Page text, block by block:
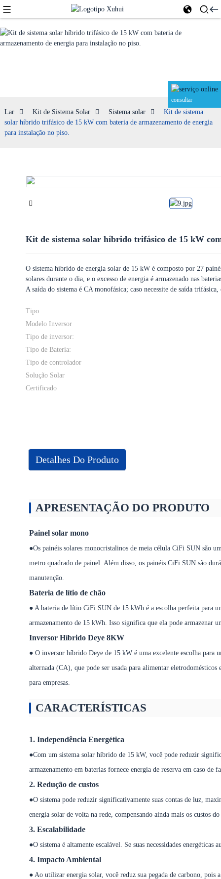
consultar
Lar Kit de Sistema Solar Sistema solar
Kit de sistema
solar híbrido trifásico de 15 kW com bateria de armazenamento de energia
para instalação no piso.
Kit de sistema solar híbrido trifásico de 15 kW
O sistema híbrido de energia solar de 15 kW é composto por 27
solares durante o dia, e o excesso de energia é armazenado nas
A saída do sistema é CA monofásica; caso necessite de saída
Tipo
Modelo Inversor
Tipo de inversor:
Tipo de Bateria:
Tipo de controlador
Solução Solar
Certificado
Detalhes Do Produto
APRESENTAÇÃO DO PRODUTO
Painel solar mono
●Os painéis solares monocristalinos de meia célula CiFi SUN são
metro quadrado de painel. Além disso, os painéis CiFi SUN são
manutenção.
Bateria de lítio de chão
● A bateria de lítio CiFi SUN de 15 kWh é a escolha perfeita para
armazenamento de 15 kWh. Isso significa que ela pode armazenar
Inversor Híbrido Deye 8KW
● O inversor híbrido Deye de 15 kW é uma excelente escolha para
alternada (CA), que pode ser usada para alimentar
para empresas.
CARACTERÍSTICAS
1. Independência Energética
●Com um sistema solar híbrido de 15 kW, você pode reduzir
armazenamento em baterias fornece energia de reserva em caso
2. Redução de custos
●O sistema pode reduzir significativamente suas contas de luz,
energia solar de volta na rede, compensando ainda mais os custos do
3. Escalabilidade
●O sistema é altamente escalável. Se suas necessidades
4. Impacto Ambiental
● Ao utilizar energia solar, você reduz sua pegada de carbono,